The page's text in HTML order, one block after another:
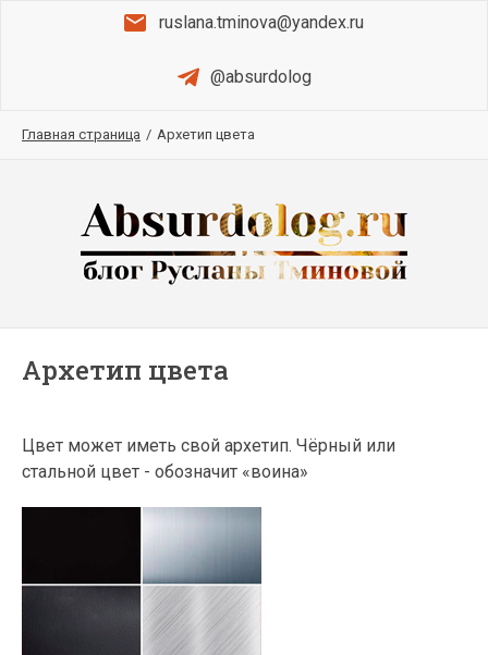
ruslana.tminova@yandex.ru
@absurdolog
Главная страница / Архетип цвета
Архетип цвета
Цвет может иметь свой архетип. Чёрный или
стальной цвет - обозначит «воина»